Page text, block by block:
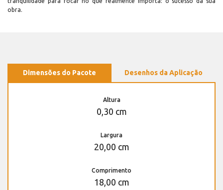
obra.
Dimensões do Pacote Desenhos da Aplicação
Altura
0,30 cm
Largura
20,00 cm
Comprimento
18,00 cm